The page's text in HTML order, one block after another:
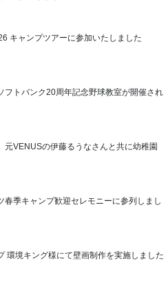
キャンプツアーに参加いたしました
フトバンク20周年記念野球教室が開催され
元VENUSの伊藤るうなさんと共に幼稚園
春季キャンプ歓迎セレモニーに参列しまし
環境キング様にて壁画制作を実施しました